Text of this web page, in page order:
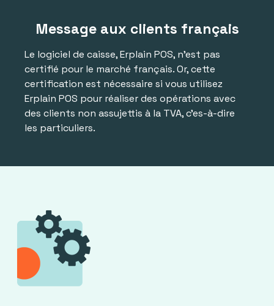
Message aux clients français
Le logiciel de caisse, Erplain POS, n'est pas
certifié pour le marché français. Or, cette
certification est nécessaire si vous utilisez
Erplain POS pour réaliser des opérations avec
des clients non assujettis à la TVA, c'es-à-dire
les particuliers.